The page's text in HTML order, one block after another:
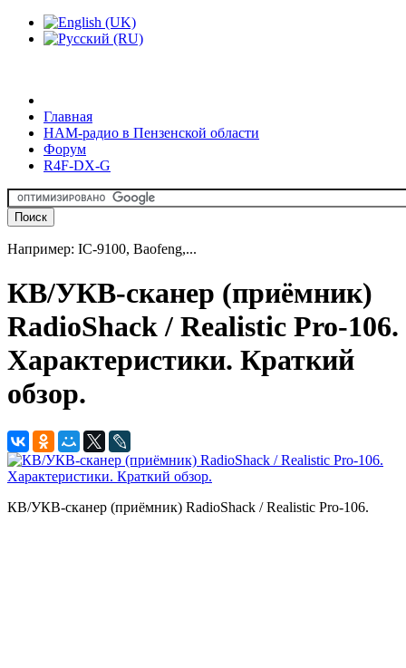
Главная
HAM-радио в Пензенской области
Форум
R4F-DX-G
Например: IC-9100, Baofeng,...
КВ/УКВ-сканер (приёмник)
RadioShack / Realistic Pro-106.
Характеристики. Краткий
обзор.
КВ/УКВ-сканер (приёмник) RadioShack / Realistic Pro-106.